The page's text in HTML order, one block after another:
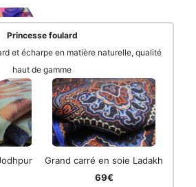
Princesse foulard
et écharpe en matière naturelle, qualité
haut de gamme
Grand carré en soie Ladakh
69€